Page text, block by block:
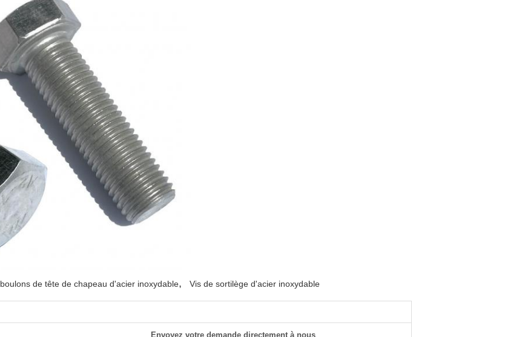
boulons de tête de chapeau d'acier inoxydable, Vis de sortilège d'acier inoxydable
Envoyez votre demande directement à nous